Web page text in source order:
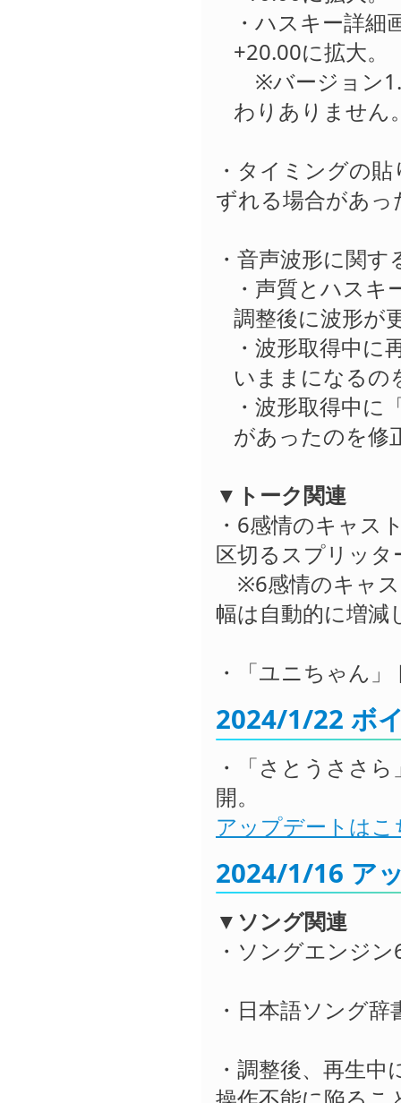
・ハスキー詳
+20.00に拡大。
※バージョン
わりありません
・タイミングの
ずれる場合があっ
・音声波形に関
・声質とハス
調整後に波形が
・波形取得中
いままになるの
・波形取得中
があったのを修
▼トーク関連
・6感情のキャス
区切るスプリッ
※6感情のキャス
幅は自動的に増減
・「ユニちゃん
2024/1/22 ボ
・「さとうささ
開。
アップデートはこ
2024/1/16 ア
▼ソング関連
・ソングエンジ
・日本語ソング
・調整後、再生